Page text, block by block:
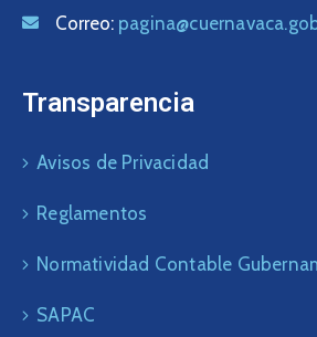
Correo:
Transparencia
Avisos de Privacidad
Reglamentos
Normatividad Contable
SAPAC